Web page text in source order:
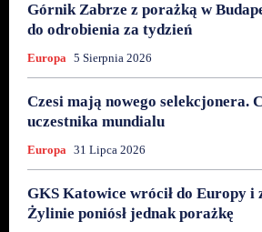
Górnik Zabrze z porażką w
do odrobienia za tydzień
Europa 5 Sierpnia 2026
Czesi mają nowego selekcjonera.
uczestnika mundialu
Europa 31 Lipca 2026
GKS Katowice wrócił do Europy i
Żylinie poniósł jednak porażkę